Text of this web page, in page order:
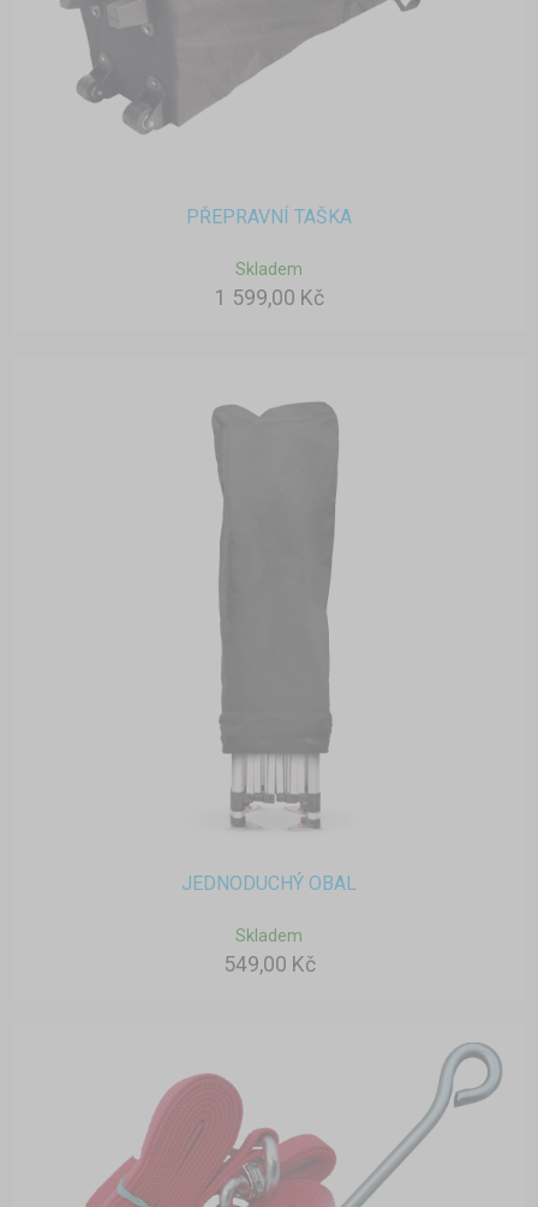
PŘEPRAVNÍ TAŠKA
Skladem
1 599,00 Kč
JEDNODUCHÝ OBAL
Skladem
549,00 Kč